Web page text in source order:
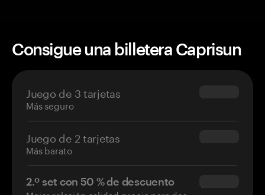
Consigue una billetera Caprisun
Juego de 3 tarjetas
Más seguro
$69.90
Juego de 2 tarjetas
Más barato
$54.90
2.º set con 50 % de descuento $34.95